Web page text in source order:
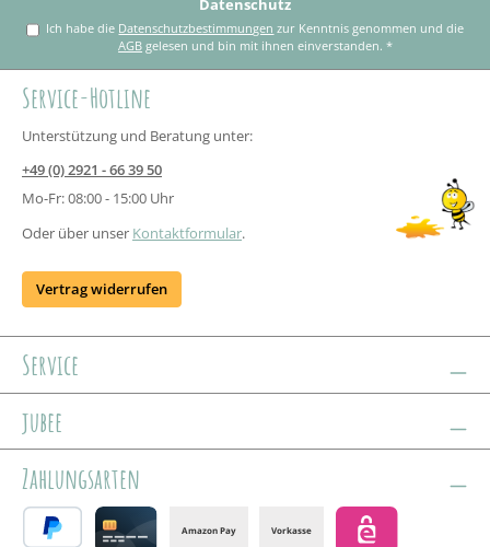
Datenschutz
Ich habe die Datenschutzbestimmungen
AGB gelesen und bin mit ihnen einverstanden.*
Service-Hotline
Unterstützung und Beratung unter:
+49 (0) 2921 - 66 39 50
Mo-Fr: 08:00 - 15:00 Uhr
Oder über unser Kontaktformular.
Vertrag widerrufen
Service
jubee
Zahlungsarten
Amazon Pay Vorkasse